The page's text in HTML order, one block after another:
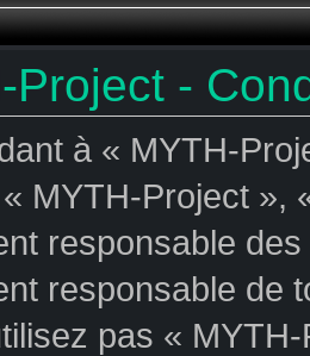
Project -
à « MYTH-
MYTH-Project »,
responsable
responsable de
pas «